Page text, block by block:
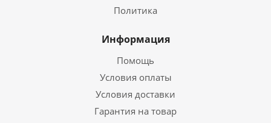
Политика
Информация
Помощь
Условия оплаты
Условия доставки
Гарантия на товар